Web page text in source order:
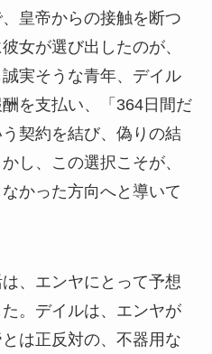
皇帝からの接触を断つ
女が選び出したのが、
実そうな青年、デイル
を支払い、「364日間だ
契約を結び、偽りの結
し、この選択こそが、
かった方向へと導いて
、エンヤにとって予想
。デイルは、エンヤが
は正反対の、不器用な